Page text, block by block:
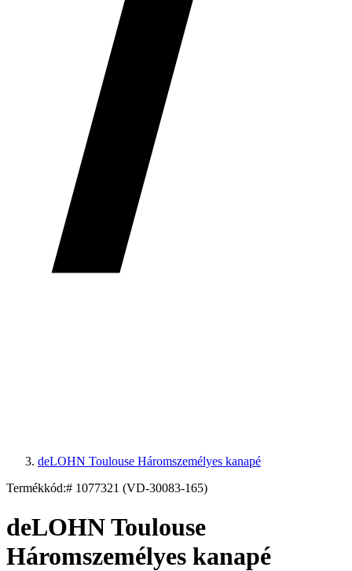
deLOHN Toulouse Háromszemélyes kanapé
Termékkód:# 1077321 (VD-30083-165)
deLOHN Toulouse
Háromszemélyes kanapé